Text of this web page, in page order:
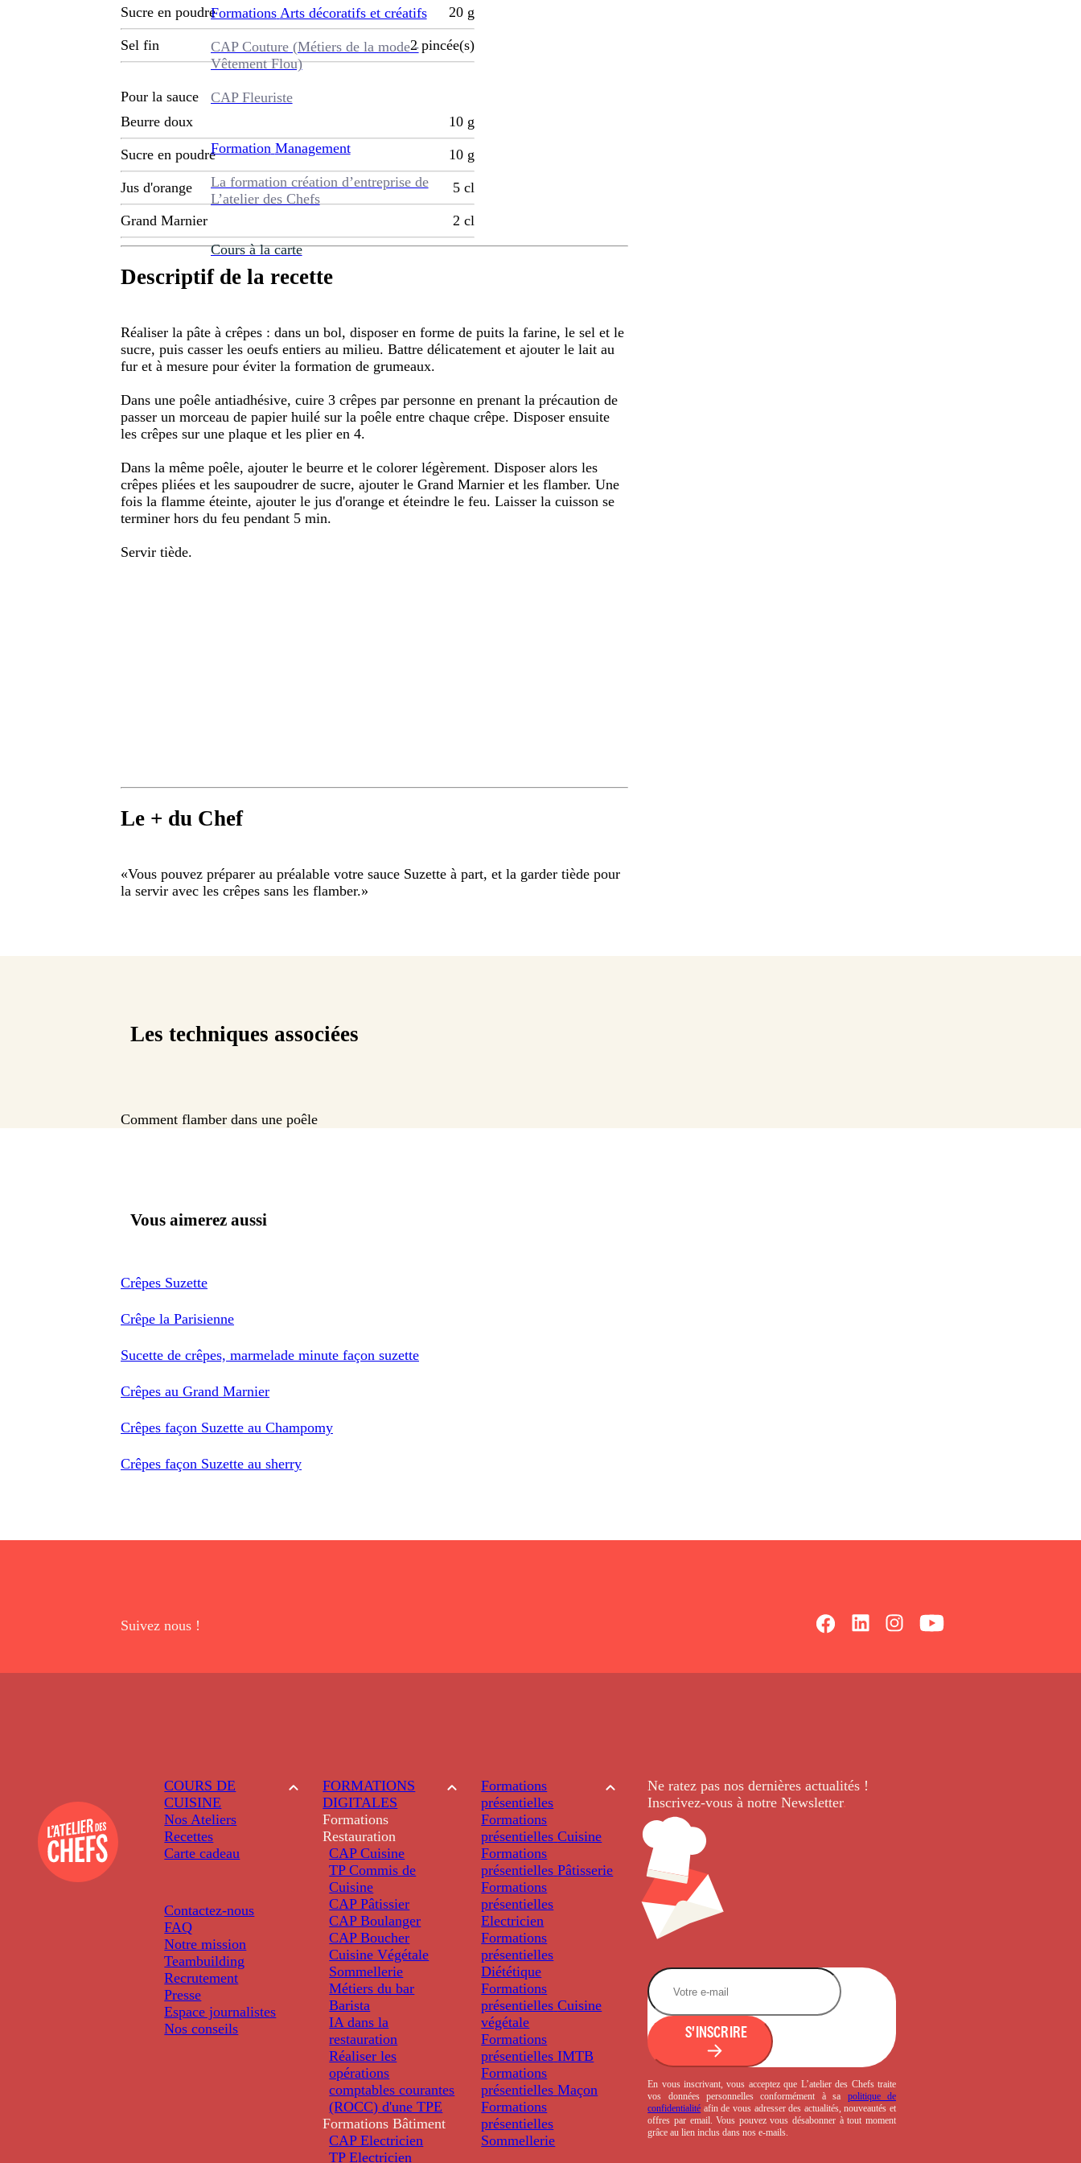
Formations Arts décoratifs et créatifs
CAP Couture (Métiers de la mode -
Vêtement Flou)
CAP Fleuriste
Formation Management
La formation création d’entreprise de
L’atelier des Chefs
Cours à la carte
Sucre en poudre 20 g
Sel fin 2 pincée(s)
Pour la sauce
Beurre doux
10 g
Sucre en poudre 10 g
Jus d'orange 5 cl
Grand Marnier 2 cl
Descriptif de la recette
Réaliser la pâte à crêpes : dans un bol, disposer en forme de puits la farine, le sel et le
sucre, puis casser les oeufs entiers au milieu. Battre délicatement et ajouter le lait au
fur et à mesure pour éviter la formation de grumeaux.
Dans une poêle antiadhésive, cuire 3 crêpes par personne en prenant la précaution de
passer un morceau de papier huilé sur la poêle entre chaque crêpe. Disposer ensuite
les crêpes sur une plaque et les plier en 4.
Dans la même poêle, ajouter le beurre et le colorer légèrement. Disposer alors les
crêpes pliées et les saupoudrer de sucre, ajouter le Grand Marnier et les flamber. Une
fois la flamme éteinte, ajouter le jus d'orange et éteindre le feu. Laisser la cuisson se
terminer hors du feu pendant 5 min.
Servir tiède.
Le + du Chef
«Vous pouvez préparer au préalable votre sauce Suzette à part, et la garder tiède pour
la servir avec les crêpes sans les flamber.»
Les techniques associées
Comment flamber dans une poêle
Vous aimerez aussi
Crêpes Suzette
Crêpe la Parisienne
Sucette de crêpes, marmelade minute façon suzette
Crêpes au Grand Marnier
Crêpes façon Suzette au Champomy
Crêpes façon Suzette au sherry
Suivez nous !
COURS DE
CUISINE
Nos Ateliers
Recettes
Carte cadeau
Contactez-nous
FAQ
Notre mission
Teambuilding
Recrutement
Presse
Espace journalistes
Nos conseils
FORMATIONS
DIGITALES
Formations
Restauration
CAP Cuisine
TP Commis de
Cuisine
CAP Pâtissier
CAP Boulanger
CAP Boucher
Cuisine Végétale
Sommellerie
Métiers du bar
Barista
IA dans la
restauration
Réaliser les
opérations
comptables courantes
(ROCC) d'une TPE
Formations Bâtiment
CAP Electricien
TP Electricien
Formations
présentielles
Formations
présentielles Cuisine
Formations
présentielles Pâtisserie
Formations
présentielles
Electricien
Formations
présentielles
Diététique
Formations
présentielles Cuisine
végétale
Formations
présentielles IMTB
Formations
présentielles Maçon
Formations
présentielles
Sommellerie
Ne ratez pas nos dernièresactualités !
Inscrivez-vous à notre Newsletter.
S'INSCRIRE
En vous inscrivant, vous acceptez que L’atelier des Chefs traite
vos données personnelles conformément à sa politique de
confidentialité afin de vous adresser des actualités, nouveautés et
offres par email. Vous pouvez vous désabonner à tout moment
grâce au lien inclus dans nos e-mails.